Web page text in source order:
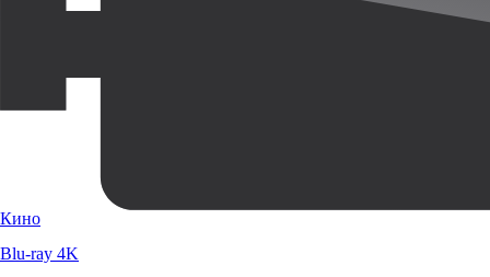
Кино
Blu-ray 4K